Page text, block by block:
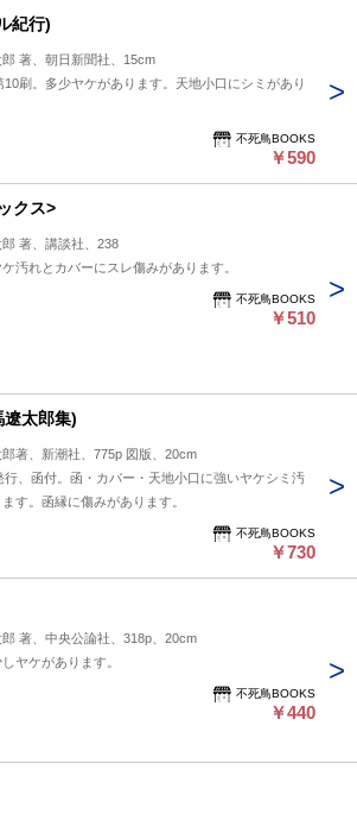
紀行)
著、朝日新聞社、15cm
10刷。多少ヤケがあります。天地小口にシミがあり
不死鳥BOOKS
￥590
クス>
著、講談社、238
汚れとカバーにスレ傷みがあります。
不死鳥BOOKS
￥510
太郎集)
著、新潮社、775p 図版、20cm
行、函付。函・カバー・天地小口に強いヤケシミ汚
す。函縁に傷みがあります。
不死鳥BOOKS
￥730
著、中央公論社、318p、20cm
ヤケがあります。
不死鳥BOOKS
￥440